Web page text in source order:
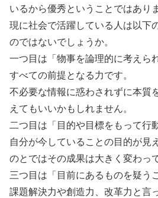
いるから優秀ということではあり
現に社会で活躍している人は以下
のではないでしょうか。
一つ目は「物事を論理的に考えら
すべての前提となる力です。
不必要な情報に惑わされずに本質
えてもいいかもしれません。
二つ目は「目的や目標をもって行
自分が今していることの目的が見
のとではその成果は大きく変わっ
三つ目は「目前にあるものを疑う
課題解決力や創造力、改革力と言